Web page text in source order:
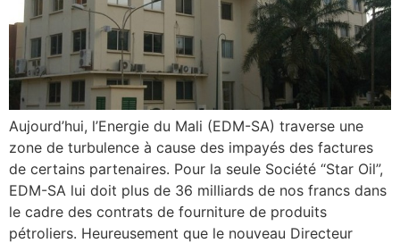
Aujourd’hui, l’Energie du Mali (EDM-SA) traverse une
zone de turbulence à cause des impayés des factures
de certains partenaires. Pour la seule Société “Star Oil”,
EDM-SA lui doit plus de 36 milliards de nos francs dans
le cadre des contrats de fourniture de produits
pétroliers. Heureusement que le nouveau Directeur